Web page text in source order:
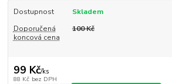
Dostupnost
Skladem
Doporučená
koncová cena
100 Kč
99 Kč/ks
88 Kč bez DPH